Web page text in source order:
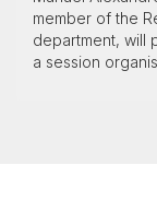
member of the
department, will
a session